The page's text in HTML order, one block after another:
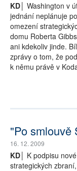
KD│
Washington v
jednání neplánuje
omezení
domu Roberta
ani kdekoliv jinde.
zprávy o tom, že
k němu právě v
"Po smlouvě
16. 12. 2009
KD│
K podpisu
strategických